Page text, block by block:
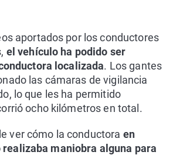
aportados por los conductores
el vehículo ha podido ser
localizada. Los gantes
las cámaras de vigilancia
lo que les ha permitido
ocho kilómetros en total.
ver cómo la conductora en
maniobra alguna para